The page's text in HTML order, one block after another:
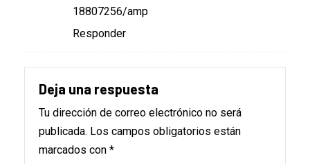
18807256/amp
Responder
Deja una respuesta
Tu dirección de correo electrónico no será
publicada. Los campos obligatorios están
marcados con *